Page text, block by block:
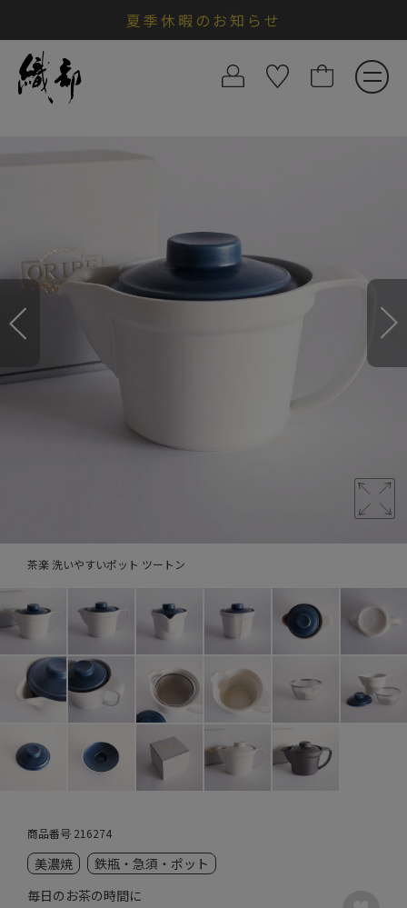
夏季休暇のお知らせ
茶楽 洗いやすいポット ツートン
商品番号 216274
美濃焼
鉄瓶・急須・ポット
毎日のお茶の時間に